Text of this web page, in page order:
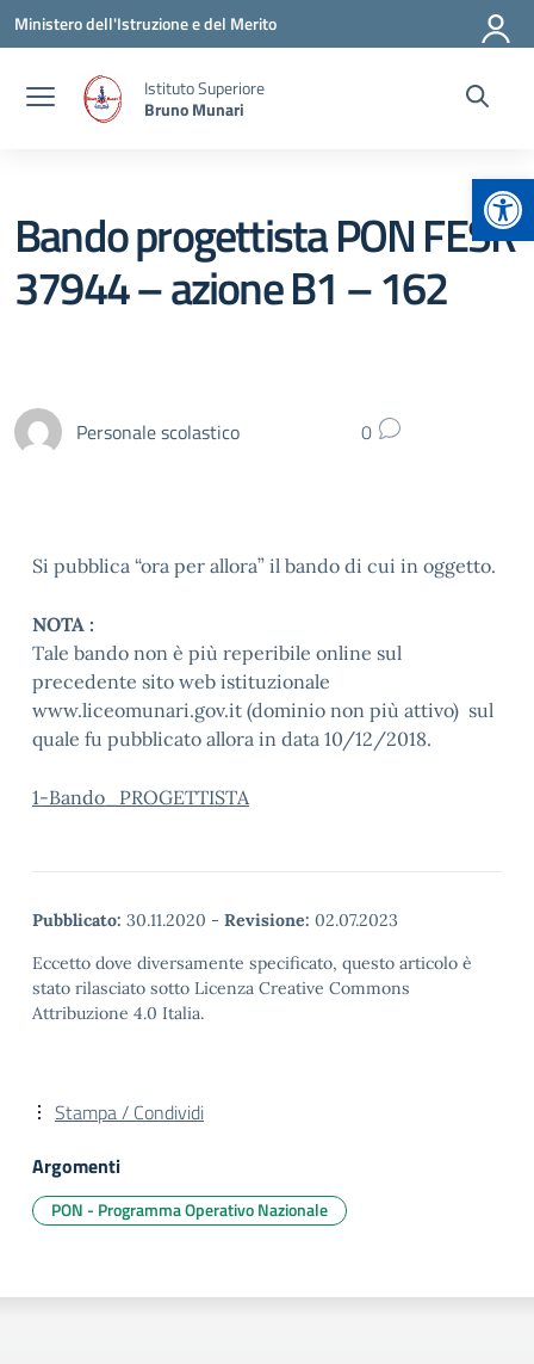
Vai ai contenuti
Vai al menu di navigazione
Vai al footer
Ministero dell'Istruzione e del Merito
Istituto Superiore
Bruno Munari
Bando progettista PON FESR
37944 – azione B1 – 162
Personale scolastico 0
Si pubblica “ora per allora” il bando di cui in oggetto.
NOTA :
Tale bando non è più reperibile online sul
precedente sito web istituzionale
www.liceomunari.gov.it (dominio non più attivo) sul
quale fu pubblicato allora in data 10/12/2018.
1-Bando_PROGETTISTA
Pubblicato: 30.11.2020 - Revisione: 02.07.2023
Eccetto dove diversamente specificato, questo articolo è
stato rilasciato sotto Licenza Creative Commons
Attribuzione 4.0 Italia.
Stampa / Condividi
Argomenti
PON - Programma Operativo Nazionale